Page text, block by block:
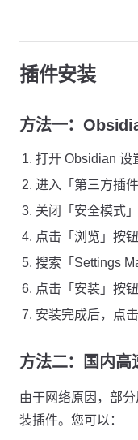
插件安装
方法一：
打开 Obsidian 设
进入「第三方插件
关闭「安全模式」
点击「浏览」按钮
搜索「Settings
点击「安装」按钮
安装完成后，点击
方法二：国内高
由于网络原因，部
装插件。您可以：